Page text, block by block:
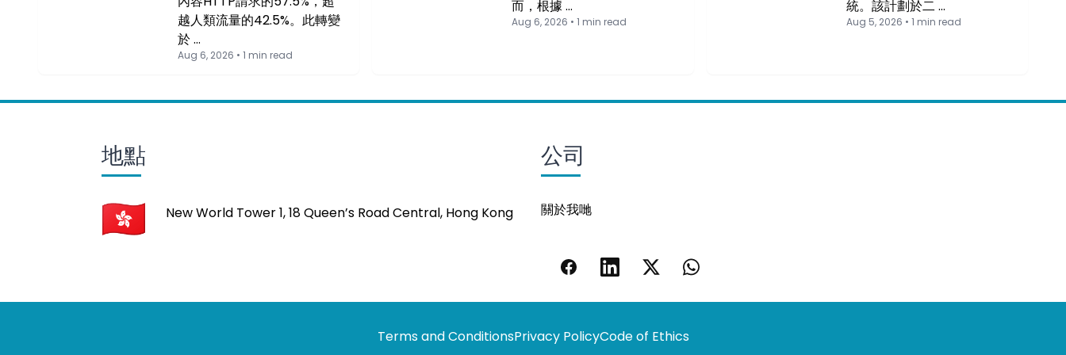
越人類流量的42.5%。此轉變
於 …
Aug 6, 2026 • 1 min read
而，根據 …
Aug 6, 2026 • 1 min read
統。該計劃於二 …
Aug 5, 2026 • 1 min read
地點
New World Tower 1, 18 Queen’s Road Central, Hong Kong
公司
關於我哋
Terms and ConditionsPrivacy PolicyCode of Ethics